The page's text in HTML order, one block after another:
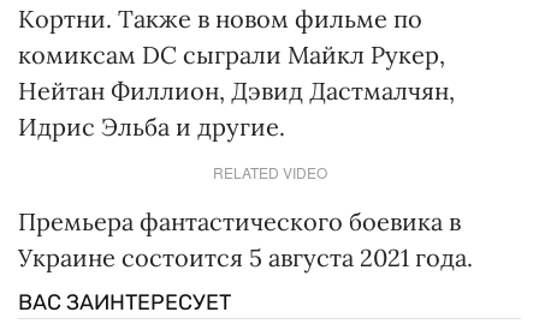
Кортни. Также в новом фильме по
комиксам DC сыграли Майкл Рукер,
Нейтан Филлион, Дэвид Дастмалчян,
Идрис Эльба и другие.
RELATED VIDEO
Премьера фантастического боевика в
Украине состоится 5 августа 2021 года.
ВАС ЗАИНТЕРЕСУЕТ